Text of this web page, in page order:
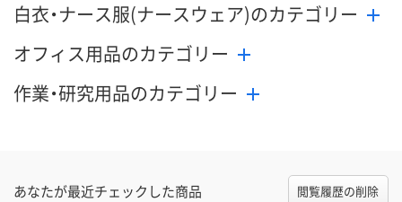
白衣・ナース服(ナースウェア)のカテゴリー
オフィス用品のカテゴリー
作業・研究用品のカテゴリー
あなたが最近チェックした商品 閲覧履歴の削除